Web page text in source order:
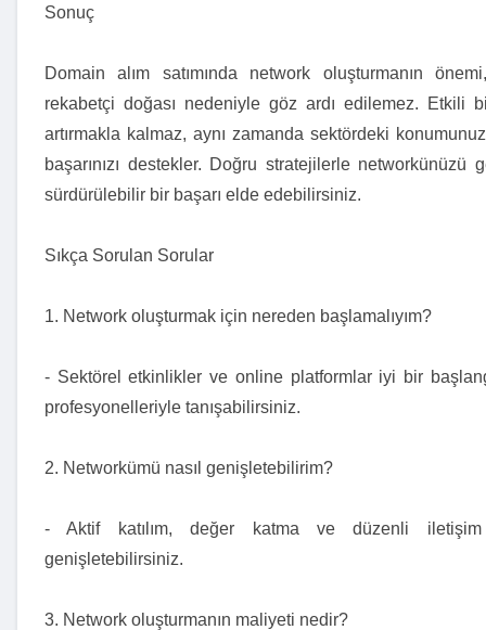
Sonuç
Domain alım satımında network oluşturmanın
rekabetçi doğası nedeniyle göz ardı edilemez. Etkili
artırmakla kalmaz, aynı zamanda sektördeki
başarınızı destekler. Doğru stratejilerle networkünüzü
sürdürülebilir bir başarı elde edebilirsiniz.
Sıkça Sorulan Sorular
1. Network oluşturmak için nereden başlamalıyım?
- Sektörel etkinlikler ve online platformlar iyi bir
profesyonelleriyle tanışabilirsiniz.
2. Networkümü nasıl genişletebilirim?
- Aktif katılım, değer katma ve düzenli
genişletebilirsiniz.
3. Network oluşturmanın maliyeti nedir?